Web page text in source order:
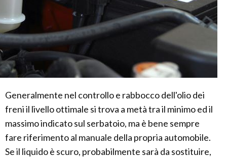
Generalmente nel controllo e rabbocco dell'olio dei
freni il livello ottimale si trova a metà tra il minimo ed il
massimo indicato sul serbatoio, ma è bene sempre
fare riferimento al manuale della propria automobile.
Se il liquido è scuro, probabilmente sarà da sostituire,